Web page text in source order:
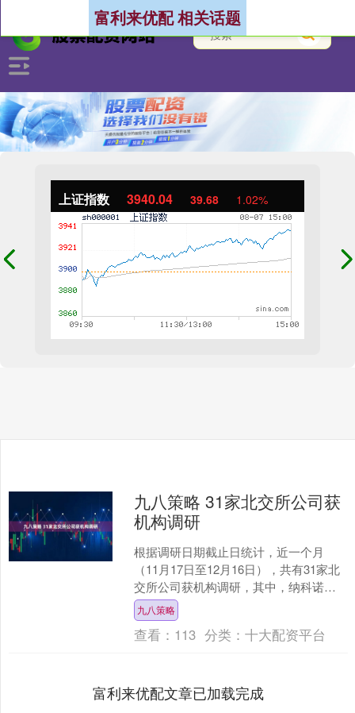
上证指数 3940.04 39.68 1.02%
富利来优配 相关话题
九八策略 31家北交所公司获
机构调研
根据调研日期截止日统计，近一个月
（11月17日至12月16日），共有31家北
交所公司获机构调研，其中，纳科诺尔
最受关注，参与调研的机构有91家。 证
券时报数据宝....
九八策略
查看： 113 分类：十大配资平台
富利来优配文章已加载完成